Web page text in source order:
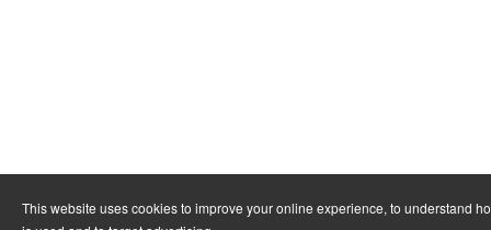
This website uses cookies to improve your online experience, to understand